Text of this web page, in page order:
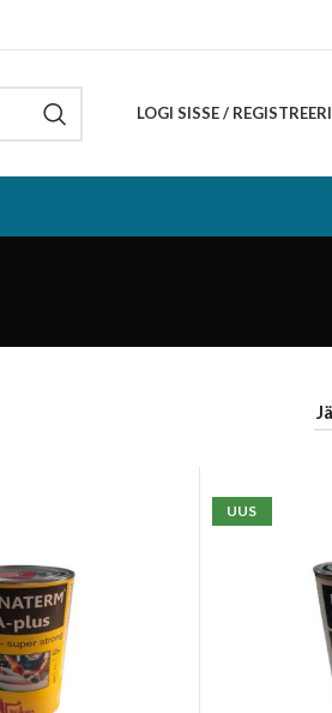
LOGI SISSE / REGISTREERI
UUS